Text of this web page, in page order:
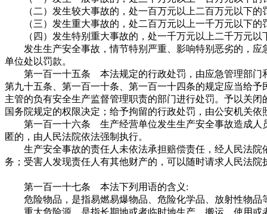
（二）发生较大事故的，处一百万元以上二百万元以下的
（三）发生重大事故的，处二百万元以上一千万元以下的
（四）发生特别重大事故的，处一千万元以上二千万元以
发生生产安全事故，情节特别严重、影响特别恶劣的，应
单位处以罚款。
第一百一十五条 本法规定的行政处罚，由应急管理部门
第九十五条、第一百一十条、第一百一十四条的规定应当给
主管的负有安全生产监督管理职责的部门进行处罚。予以关
国务院规定的权限决定；给予拘留的行政处罚，由公安机关
第一百一十六条 生产经营单位发生生产安全事故造成人
匿的，由人民法院依法强制执行。
生产安全事故的责任人未依法承担赔偿责任，经人民法院
务；受害人发现责任人有其他财产的，可以随时请求人民法院
第一百一十七条 本法下列用语的含义:
危险物品，是指易燃易爆物品、危险化学品、放射性物品